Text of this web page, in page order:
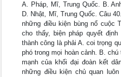
A. Pháp, Mĩ, Trung Quốc. B.
D. Nhật, Mĩ, Trung Quốc. Câu
những điều kiện bùng nổ cuộc
cho thấy, biện pháp quyết
thành công là phải A. coi trọng
phó trong mọi hoàn cảnh. B.
mạnh của khối đại đoàn kết
những điều kiện chủ quan